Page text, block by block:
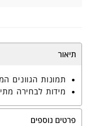
תיאור
תמונות הגוונים
מידות לבחירה
פרטים נוספים